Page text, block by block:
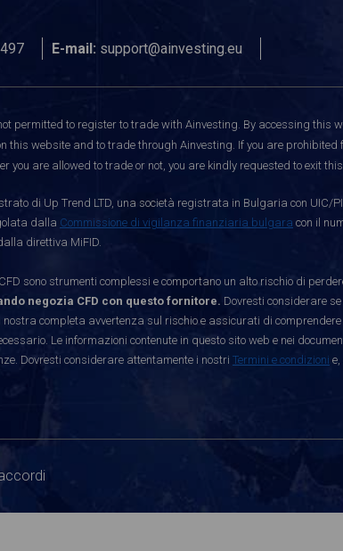
E-mail: support@ainvesting.eu
permitted to register to trade with Ainvesting. By accessing this
this website and to trade through Ainvesting. If you are
you are allowed to trade or not, you are kindly requested to exit
di Up Trend LTD, una società registrata in Bulgaria con UIC/
dalla Commissione di vigilanza finanziaria bulgara con il
direttiva MiFID.
CFD sono strumenti complessi e comportano un alto rischio di
negozia CFD con questo fornitore. Dovresti considerare
nostra completa avvertenza sul rischio e assicurati di
Le informazioni contenute in questo sito web e nei
Dovresti considerare attentamente i nostri Termini e condizioni